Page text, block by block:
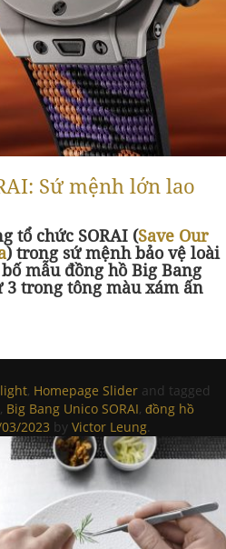
Sứ mệnh lớn lao
tổ chức SORAI (Save Our
) trong sứ mệnh bảo vệ loài
mẫu đồng hồ Big Bang
3 trong tông màu xám ấn
, Homepage Slider and tagged
, Big Bang Unico SORAI, đồng hồ
2023 by Victor Leung.